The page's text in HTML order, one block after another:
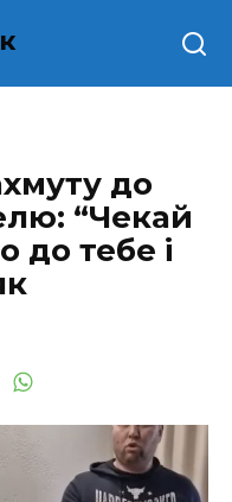
до
“Чекай
до тебе і